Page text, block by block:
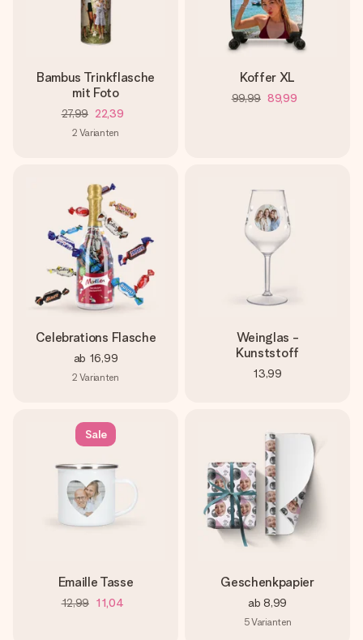
Bambus Trinkflasche
mit Foto
27,99 22,39
2 Varianten
Koffer XL
99,99 89,99
Celebrations Flasche
ab 16,99
2 Varianten
Weinglas -
Kunststoff
13,99
Sale
Emaille Tasse
12,99 11,04
Geschenkpapier
ab 8,99
5Varianten